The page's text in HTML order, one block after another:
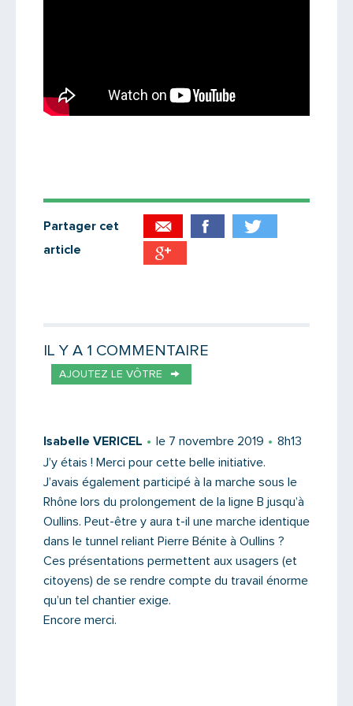
Partager cet
article
Message
IL Y A 1 COMMENTAIRE
AJOUTEZ LE VÔTRE
Isabelle VERICEL le 7 novembre 2019
8h13
J’y étais ! Merci pour cette belle initiative.
J’avais également participé à la marche sous le
Rhône lors du prolongement de la ligne B jusqu’à
Oullins. Peut-être y aura t-il une marche identique
dans le tunnel reliant Pierre Bénite à Oullins ?
Ces présentations permettent aux usagers (et
citoyens) de se rendre compte du travail énorme
qu’un tel chantier exige.
Encore merci.